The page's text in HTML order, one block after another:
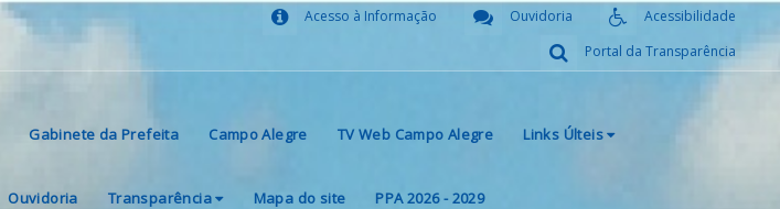
Acessibilidade
Ouvidoria
Acesso à Informação
Portal da Transparência
Gabinete da Prefeita Campo Alegre TV Web Campo Alegre Links Últeis
Ouvidoria Transparência Mapa do site PPA 2026 - 2029